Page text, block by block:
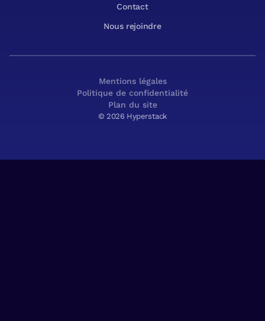
Contact
Nous rejoindre
© 2026 Hyperstack
Mentions légales
Politique de confidentialité
Plan du site